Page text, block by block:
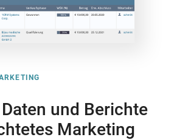
und Berichte
Marketing